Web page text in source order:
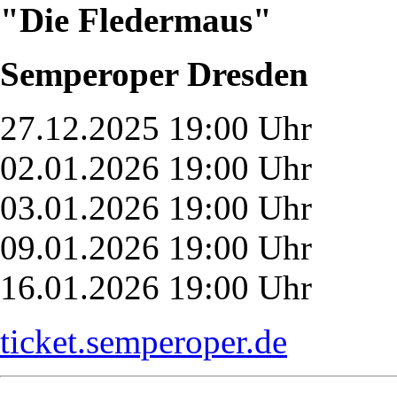
"Die Fledermaus"
Semperoper Dresden
27.12.2025 19:00 Uhr
02.01.2026 19:00 Uhr
03.01.2026 19:00 Uhr
09.01.2026 19:00 Uhr
16.01.2026 19:00 Uhr
ticket.semperoper.de